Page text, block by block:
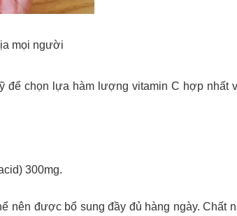
mọi người
để chọn lựa hàm lượng vitamin C hợp nhất
300mg.
nên được bổ sung đầy đủ hàng ngày. Chất